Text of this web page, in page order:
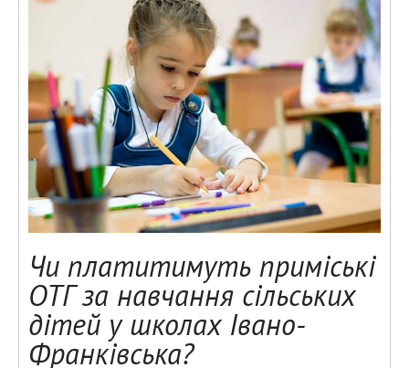
Чи платитимуть приміські
ОТГ за навчання сільських
дітей у школах Івано-
Франківська?